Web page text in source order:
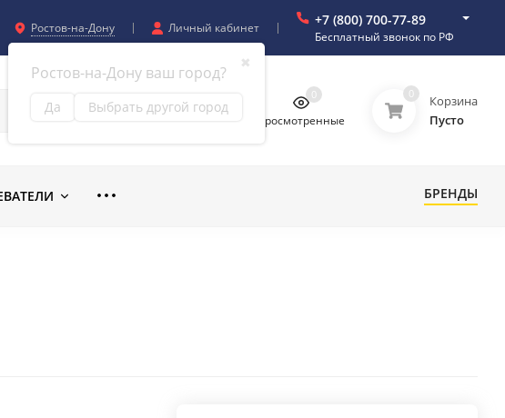
Ростов-на-Дону
✖
Ростов-на-Дону ваш город?
Да Выбрать другой город
Личный кабинет +7 (800) 700-77-89
Бесплатный звонок по РФ
Просмотренные
0 0
Корзина
Пусто
БРЕНДЫ